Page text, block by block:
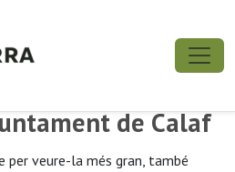
de Calaf
per veure-la més gran, també